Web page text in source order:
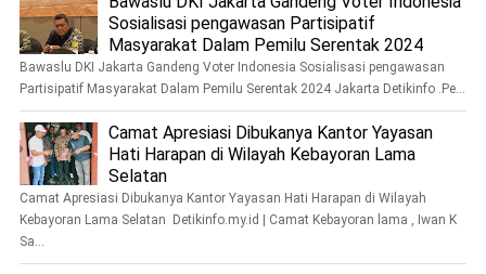
Sosialisasi pengawasan Partisipatif
Masyarakat Dalam Pemilu Serentak 2024
Bawaslu DKI Jakarta Gandeng Voter Indonesia Sosialisasi pengawasan
Partisipatif Masyarakat Dalam Pemilu Serentak 2024 Jakarta Detikinfo .Pe...
Camat Apresiasi Dibukanya Kantor Yayasan
Hati Harapan di Wilayah Kebayoran Lama
Selatan
Camat Apresiasi Dibukanya Kantor Yayasan Hati Harapan di Wilayah
Kebayoran Lama Selatan Detikinfo.my.id | Camat Kebayoran lama , Iwan K
Sa...